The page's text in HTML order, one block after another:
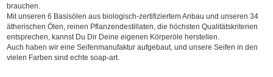
brauchen.
Mit unseren 6 Basisölen aus biologisch-zertifiziertem Anbau und unseren 34
ätherischen Ölen, reinen Pflanzendestillaten, die höchsten Qualitätskriterien
entsprechen, kannst Du Dir Deine eigenen Körperöle herstellen.
Auch haben wir eine Seifenmanufaktur aufgebaut, und unsere Seifen in den
vielen Farben sind echte soap-art.